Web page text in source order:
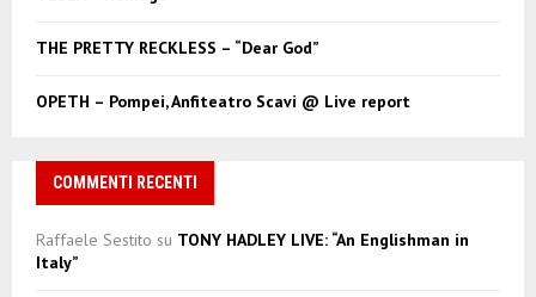
THE PRETTY RECKLESS – “Dear God”
OPETH – Pompei, Anfiteatro Scavi @ Live report
COMMENTI RECENTI
Raffaele Sestito su TONY HADLEY LIVE: “An Englishman in
Italy”